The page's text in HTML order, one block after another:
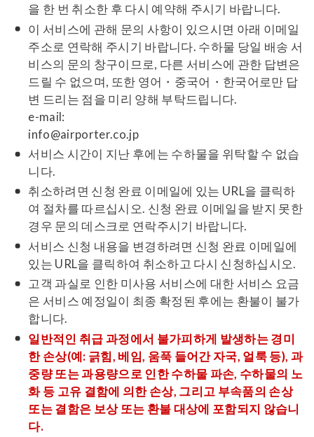
을 한 번 취소한 후 다시 예약해 주시기 바랍니다.
이 서비스에 관해 문의 사항이 있으시면 아래 이메일
주소로 연락해 주시기 바랍니다. 수하물 당일 배송 서
비스의 문의 창구이므로, 다른 서비스에 관한 답변은
드릴 수 없으며, 또한 영어・중국어・한국어로만 답
변 드리는 점을 미리 양해 부탁드립니다.
e-mail:
info@airporter.co.jp
서비스 시간이 지난 후에는 수하물을 위탁할 수 없습
니다.
취소하려면 신청 완료 이메일에 있는 URL을 클릭하
여 절차를 따르십시오. 신청 완료 이메일을 받지 못한
경우 문의 데스크로 연락주시기 바랍니다.
서비스 신청 내용을 변경하려면 신청 완료 이메일에
있는 URL을 클릭하여 취소하고 다시 신청하십시오.
고객 과실로 인한 미사용 서비스에 대한 서비스 요금
은 서비스 예정일이 최종 확정된 후에는 환불이 불가
합니다.
일반적인 취급 과정에서 불가피하게 발생하는 경미
한 손상(예: 긁힘, 베임, 움푹 들어간 자국, 얼룩 등), 과
중량 또는 과용량으로 인한 수하물 파손, 수하물의 노
화 등 고유 결함에 의한 손상, 그리고 부속품의 손상
또는 결함은 보상 또는 환불 대상에 포함되지 않습니
다.